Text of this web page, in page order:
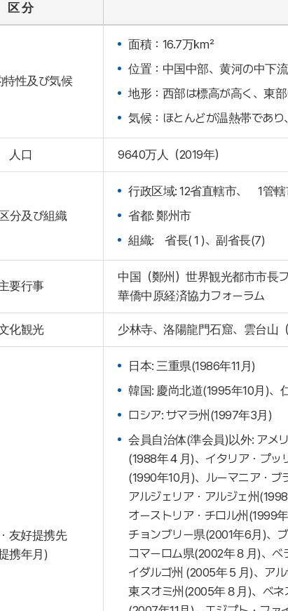
区 分
特性及び気候
面積：16.7万㎢
位置：中国中部、黄河の中下流
地形：西部は標高が高く、東部
気候：ほとんどが温熱帯であ
人口 9640万人（2019年）
分及び組織
行政区域: 12省直轄市、 1管
省都: 鄭州市
組織: 省長( 1 )、副省長(7)
要行事
中国（鄭州）世界観光都市市長
華僑中原経済協力フォーラム
化観光 少林寺、洛陽龍門石窟、雲台山
友好提携先
携年月)
日本: 三重県(1986年11月)
韓国: 慶尚北道(1995年10月)、
ロシア: サマラ州(1997年3月)
会員自治体(準会員)以外: アメ
(1988年４月)、イタリア・プッ
(1990年10月)、ルーマニア・ブ
アルジェリア・アルジェ州
オーストリア・チロル州(1999
チョンブリー県(2001年6月)、
コマーロム県(2002年８月)、ベ
イダルゴ州 (2005年５月)、ア
東スオミ州(2005年８月)、ベネ